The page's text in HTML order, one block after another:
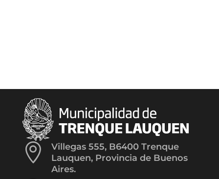

Villegas 555, B6400 Trenque
Lauquen, Provincia de Buenos
Aires.